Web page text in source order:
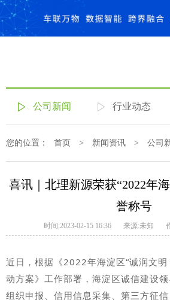
公司新闻 行业动态
您的位置： 首页 > 新闻资讯 > 公司
喜讯｜北理新源荣获“2022年
誉称号
时间:2023-02-15 16:36 来源:未知
近日，根据《2022年海淀区“诚润文
动方案》工作部署，海淀区诚信建设领
组织申报、信用信息采集、第三方征信